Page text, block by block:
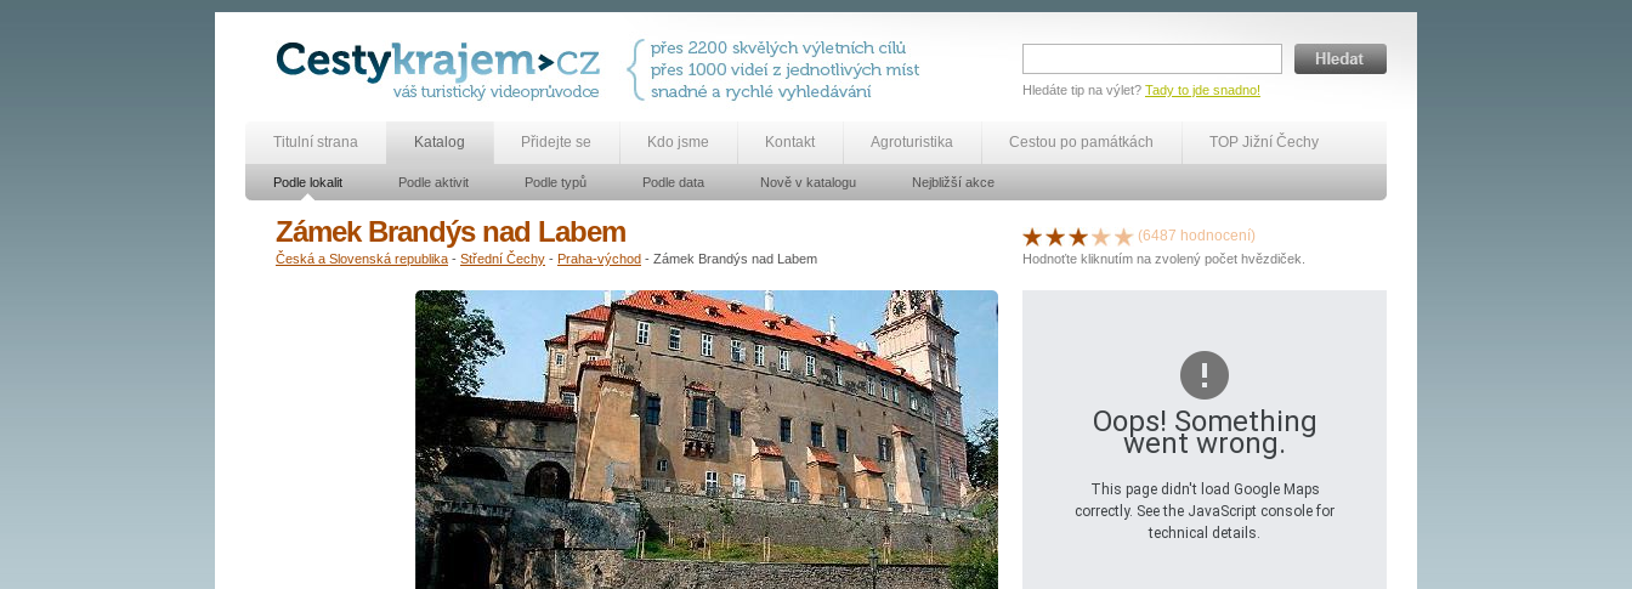
Hledáte tip na výlet? Tady to jde snadno!
Titulní strana Katalog Přidejte se Kdo jsme Kontakt Agroturistika Cestou po památkách TOP Jižní Čechy
Podle lokalit Podle aktivit Podle typů Podle data Nově v katalogu Nejbližší akce
Zámek Brandýs nad Labem
Česká a Slovenská republika - Střední Čechy - Praha-východ - Zámek Brandýs nad Labem
(6487 hodnocení)
Hodnoťte kliknutím na zvolený počet hvězdiček.
Oops! Something
went wrong.
This page didn't load Google Maps
correctly. See the JavaScript console for
technical details.